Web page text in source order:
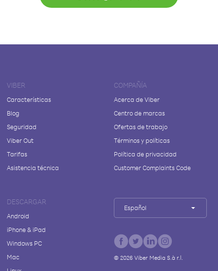
VIBER
Características
Blog
Seguridad
Viber Out
Tarifas
Asistencia técnica
COMPAÑÍA
Acerca de Viber
Centro de marcas
Ofertas de trabajo
Términos y políticas
Política de privacidad
Customer Complaints Code
DESCARGAR
Android
iPhone & iPad
Windows PC
Mac
Español
© 2026Viber Media S.à r.l.